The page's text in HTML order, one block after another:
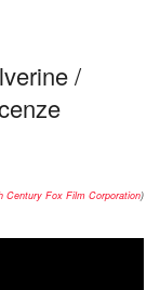
/
Century Fox Film Corporation)